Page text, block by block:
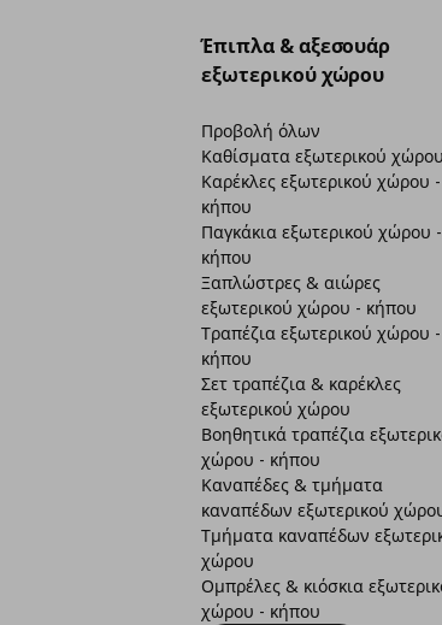
Έπιπλα & αξεσουάρ
εξωτερικού χώρου
Προβολή όλων
Καθίσματα εξωτερικού χώρου
Καρέκλες εξωτερικού χώρου -
κήπου
Παγκάκια εξωτερικού χώρου -
κήπου
Ξαπλώστρες & αιώρες
εξωτερικού χώρου - κήπου
Τραπέζια εξωτερικού χώρου -
κήπου
Σετ τραπέζια & καρέκλες
εξωτερικού χώρου
Βοηθητικά τραπέζια
χώρου - κήπου
Καναπέδες & τμήματα
καναπέδων εξωτερικού
Τμήματα καναπέδων
χώρου
Ομπρέλες & κιόσκια
χώρου - κήπου